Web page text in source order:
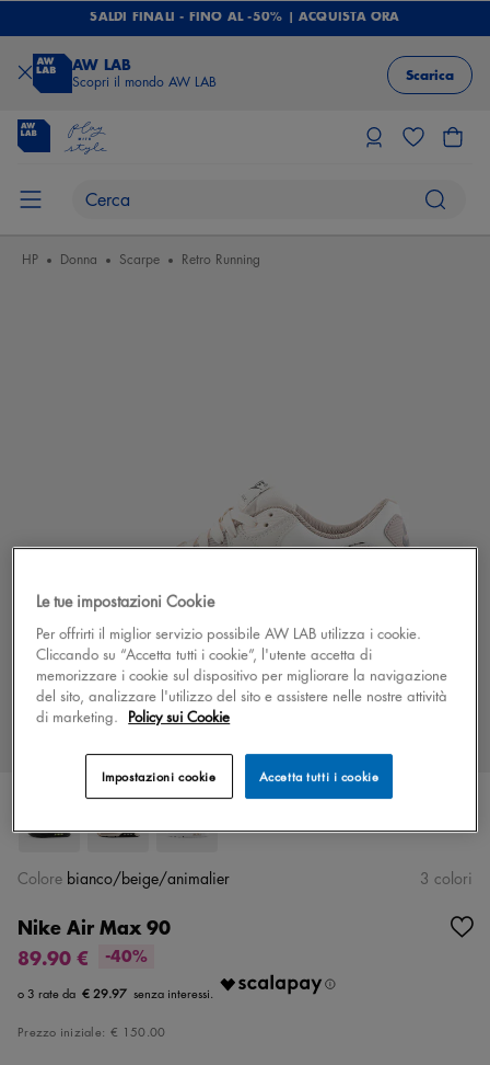
SALDI FINALI - FINO AL -50% | ACQUISTA ORA
AW LAB
Scopri il mondo AW LAB Scarica
HP Donna Scarpe Retro Running
Nike Air Max 90
89.90 €
-40%
€ 29.97
Prezzo iniziale: € 150.00
Colore bianco/beige/animalier 3 colori
Le tue impostazioni Cookie
Per offrirti il miglior servizio possibile AW LAB utilizza i cookie.
Cliccando su “Accetta tutti i cookie”, l'utente accetta di
memorizzare i cookie sul dispositivo per migliorare la navigazione
del sito, analizzare l'utilizzo del sito e assistere nelle nostre attività
di marketing. Policy sui Cookie
Accetta tutti i cookie
Impostazioni cookie